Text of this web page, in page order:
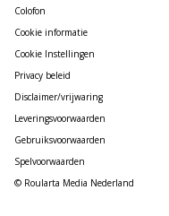
Colofon
Cookie informatie
Cookie Instellingen
Privacy beleid
Disclaimer/vrijwaring
Leveringsvoorwaarden
Gebruiksvoorwaarden
Spelvoorwaarden
© Roularta Media Nederland